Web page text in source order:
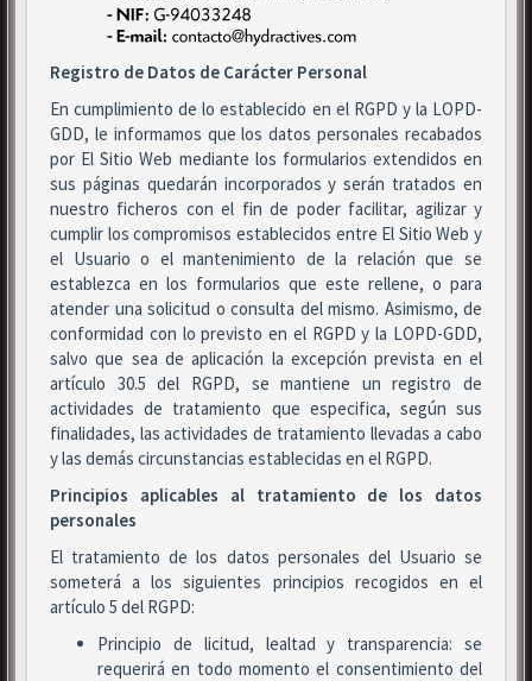
Registro de Datos de Carácter Personal
En cumplimiento de lo establecido en el RGPD y la LOPD-
GDD, le informamos que los datos personales recabados
por El Sitio Web mediante los formularios extendidos en
sus páginas quedarán incorporados y serán tratados en
nuestro ficheros con el fin de poder facilitar, agilizar y
cumplir los compromisos establecidos entre El Sitio Web y
el Usuario o el mantenimiento de la relación que se
establezca en los formularios que este rellene, o para
atender una solicitud o consulta del mismo. Asimismo, de
conformidad con lo previsto en el RGPD y la LOPD-GDD,
salvo que sea de aplicación la excepción prevista en el
artículo 30.5 del RGPD, se mantiene un registro de
actividades de tratamiento que especifica, según sus
finalidades, las actividades de tratamiento llevadas a cabo
y las demás circunstancias establecidas en el RGPD.
Principios aplicables al tratamiento de los datos
personales
El tratamiento de los datos personales del Usuario se
someterá a los siguientes principios recogidos en el
artículo 5 del RGPD:
Principio de licitud, lealtad y transparencia: se
requerirá en todo momento el consentimiento del